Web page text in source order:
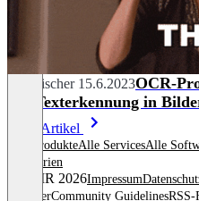
Tim Fischer 15.6.2023OCR-
zur Texterkennung in
Mehr Artikel
Alle ProdukteAlle ServicesAlle
Kategorien
© OMR 2026Impressum
AnbieterCommunity GuidelinesRSS-